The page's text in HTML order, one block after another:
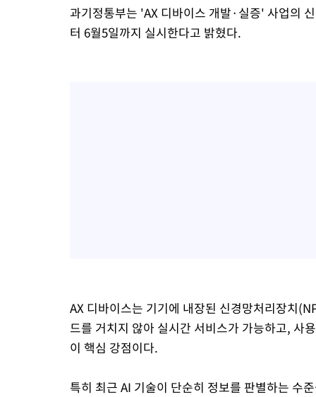
과기정통부는 'AX 디바이스 개발·실증' 사업의
터 6월5일까지 실시한다고 밝혔다.
AX 디바이스는 기기에 내장된 신경망처리장치
드를 거치지 않아 실시간 서비스가 가능하고, 사
이 핵심 강점이다.
특히 최근 AI 기술이 단순히 정보를 판별하는 수